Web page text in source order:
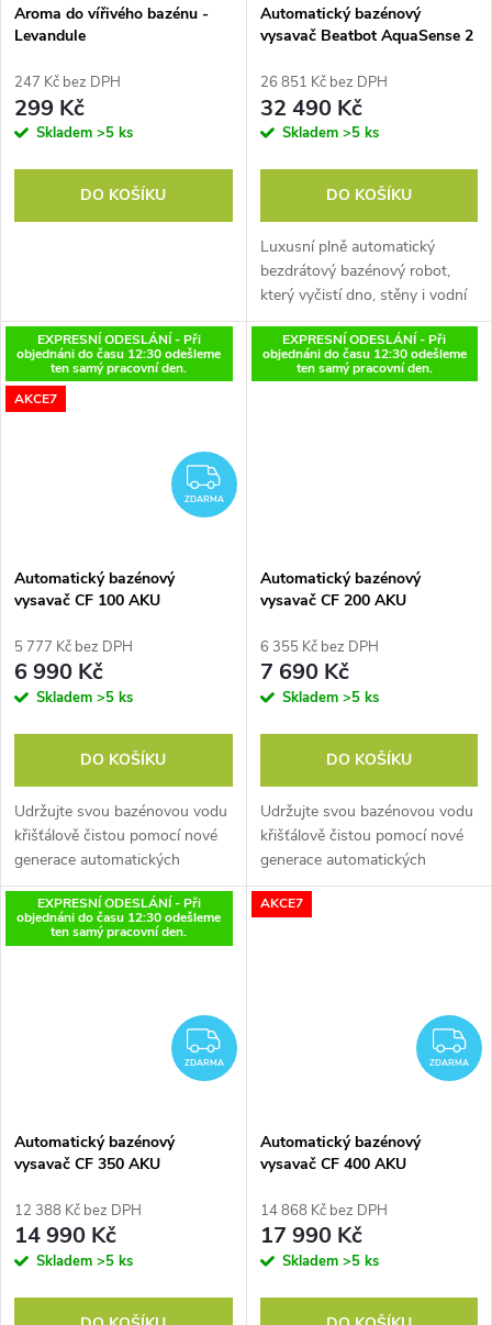
Aroma do vířivého bazénu -
Levandule
247 Kč bez DPH
299 Kč
Skladem >5 ks
DO KOŠÍKU
Automatický bazénový
vysavač Beatbot AquaSense 2
26 851 Kč bez DPH
32 490 Kč
Skladem >5 ks
DO KOŠÍKU
Luxusní plně automatický
bezdrátový bazénový robot,
který vyčistí dno, stěny i vodní
linku a po dokončení se sám
vynoří a zaparkuje k okraji
bazénu....
EXPRESNÍ ODESLÁNÍ - Při
objednáni do času 12:30 odešleme
ten samý pracovní den.
AKCE7
ZDARMA
ZDARMA
Automatický bazénový
vysavač CF 100 AKU
5 777 Kč bez DPH
6 990 Kč
Skladem >5 ks
DO KOŠÍKU
Udržujte svou bazénovou vodu
křišťálově čistou pomocí nové
generace automatických
vysavačů CF, které mají výdrž
baterie 120 min a filtr s
jemností 180 mikronů. Čistí dno
EXPRESNÍ ODESLÁNÍ - Při
objednáni do času 12:30 odešleme
ten samý pracovní den.
Automatický bazénový
vysavač CF 200 AKU
6 355 Kč bez DPH
7 690 Kč
Skladem >5 ks
DO KOŠÍKU
Udržujte svou bazénovou vodu
křišťálově čistou pomocí nové
generace automatických
vysavačů CF, které mají výdrž
baterie 90 min a filtr s jemností
EXPRESNÍ ODESLÁNÍ - Při
objednáni do času 12:30 odešleme
ten samý pracovní den.
ZDARMA
ZDARMA
Automatický bazénový
vysavač CF 350 AKU
12 388 Kč bez DPH
14 990 Kč
Skladem >5 ks
AKCE7
ZDARMA
Automatický bazénový
vysavač CF 400 AKU
14 868 Kč bez DPH
17 990 Kč
Skladem >5 ks